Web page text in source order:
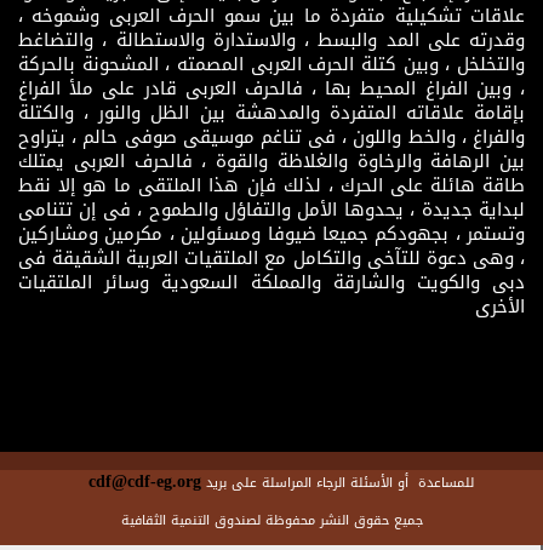
علاقات تشكيلية متفردة ما بين سمو الحرف العربى وشموخه ،
وقدرته على المد والبسط ، والاستدارة والاستطالة ، والتضاغط
والتخلخل ، وبين كتلة الحرف العربى المصمته ، المشحونة بالحركة
، وبين الفراغ المحيط بها ، فالحرف العربى قادر على ملأ الفراغ
بإقامة علاقاته المتفردة والمدهشة بين الظل والنور ، والكتلة
والفراغ ، والخط واللون ، فى تناغم موسيقى صوفى حالم ، يتراوح
بين الرهافة والرخاوة والغلاظة والقوة ، فالحرف العربى يمتلك
طاقة هائلة على الحرك ، لذلك فإن هذا الملتقى ما هو إلا نقط
لبداية جديدة ، يحدوها الأمل والتفاؤل والطموح ، فى إن تتنامى
وتستمر ، بجهودكم جميعا ضيوفا ومسئولين ، مكرمين ومشاركين
، وهى دعوة للتآخى والتكامل مع الملتقيات العربية الشقيقة فى
دبى والكويت والشارقة والمملكة السعودية وسائر الملتقيات
الأخرى
للمساعدة أو الأسئلة الرجاء المراسلة على بريدcdf@cdf-eg.org
جميع حقوق النشر محفوظة لصندوق التنمية الثقافية